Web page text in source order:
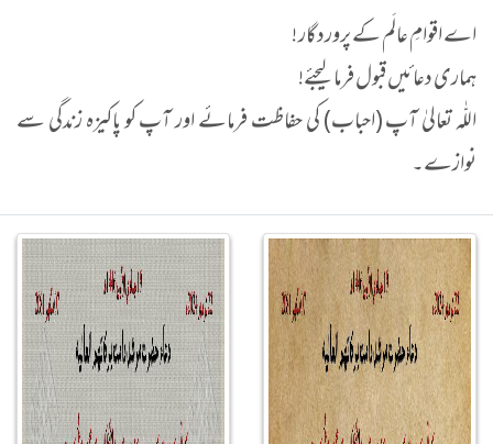
اے اقوامِ عالَم کے پروردگار !
ہماری دعائیں قبول فرما لیجئے!
اللّٰہ تعالیٰ آپ (احباب) کی حفاظت فرمائے اور آپ کو پاکیزہ زندگی سے
نوازے۔